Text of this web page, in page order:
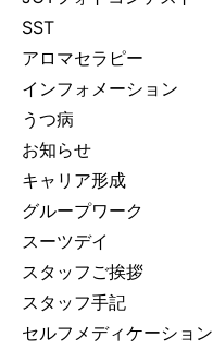
SST
アロマセラピー
インフォメーション
うつ病
お知らせ
キャリア形成
グループワーク
スーツデイ
スタッフご挨拶
スタッフ手記
セルフメディケーション